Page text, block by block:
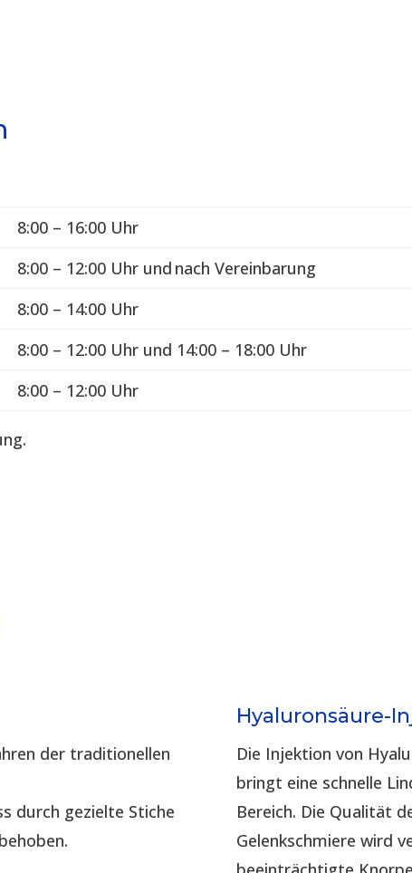
8:00 – 16:00 Uhr
8:00 – 12:00 Uhr und nach Vereinbarung
8:00 – 14:00 Uhr
8:00 – 12:00 Uhr und 14:00 – 18:00 Uhr
8:00 – 12:00 Uhr
der traditionellen
durch gezielte Stiche
Hyaluronsäure-
Die Injektion von
bringt eine schnelle
Bereich. Die Qualität
Gelenkschmiere wird